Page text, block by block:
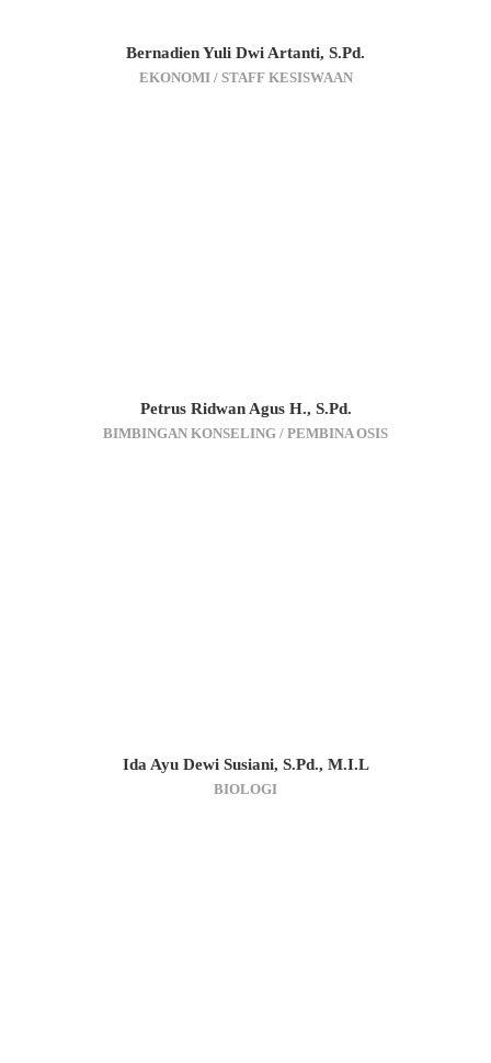
Bernadien Yuli Dwi Artanti, S.Pd.
EKONOMI / STAFF KESISWAAN
Petrus Ridwan Agus H., S.Pd.
BIMBINGAN KONSELING / PEMBINA OSIS
Ida Ayu Dewi Susiani, S.Pd., M.I.L
BIOLOGI